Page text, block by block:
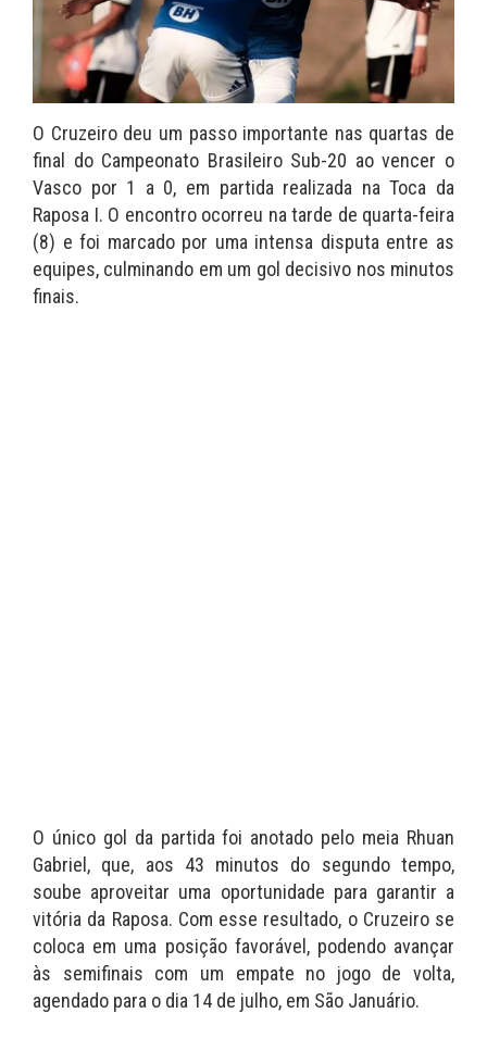
O Cruzeiro deu um passo importante nas quartas de
final do Campeonato Brasileiro Sub-20 ao vencer o
Vasco por 1 a 0, em partida realizada na Toca da
Raposa I. O encontro ocorreu na tarde de quarta-feira
(8) e foi marcado por uma intensa disputa entre as
equipes, culminando em um gol decisivo nos minutos
finais.
O único gol da partida foi anotado pelo meia Rhuan
Gabriel, que, aos 43 minutos do segundo tempo,
soube aproveitar uma oportunidade para garantir a
vitória da Raposa. Com esse resultado, o Cruzeiro se
coloca em uma posição favorável, podendo avançar
às semifinais com um empate no jogo de volta,
agendado para o dia 14 de julho, em São Januário.